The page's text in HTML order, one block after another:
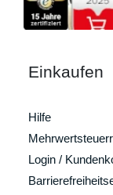
Einkaufen
Hilfe
Login /